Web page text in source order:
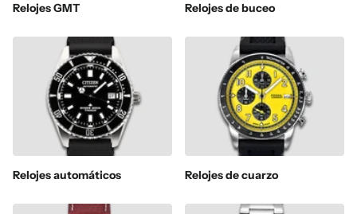
Relojes GMT Relojes de buceo
Relojes automáticos Relojes de cuarzo